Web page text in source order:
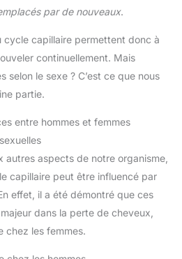
par de nouveaux.
cycle capillaire permettent donc à
continuellement. Mais
selon le sexe ? C’est ce que nous
partie.
entre hommes et femmes
autres aspects de notre organisme,
capillaire peut être influencé par
effet, il a été démontré que ces
dans la perte de cheveux,
chez les femmes.